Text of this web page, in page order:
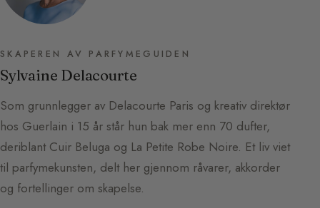
SKAPEREN AV PARFYMEGUIDEN
Sylvaine Delacourte
Som grunnlegger av Delacourte Paris og kreativ direktør
hos Guerlain i 15 år står hun bak mer enn 70 dufter,
deriblant Cuir Beluga og La Petite Robe Noire. Et liv viet
til parfymekunsten, delt her gjennom råvarer, akkorder
og fortellinger om skapelse.